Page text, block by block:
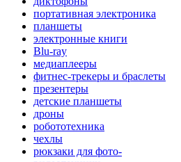
портативная электроника
планшеты
электронные книги
Blu-ray
медиаплееры
фитнес-трекеры и браслеты
презентеры
детские планшеты
дроны
робототехника
чехлы
рюкзаки для фото-